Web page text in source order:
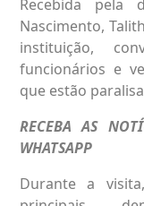
Recebida pela
Nascimento,
instituição,
funcionários e
que estão
RECEBA AS
WHATSAPP
Durante a